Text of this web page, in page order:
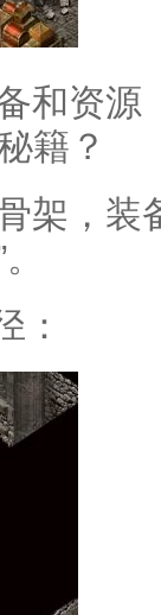
和资源
籍？
架，装
：